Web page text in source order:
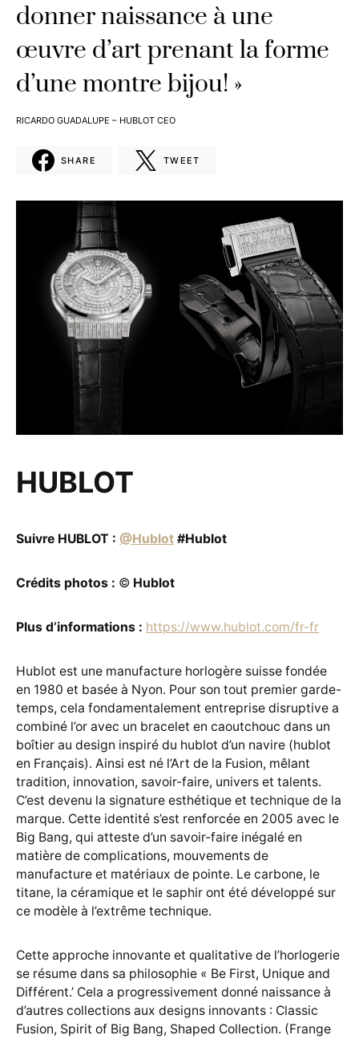
donner naissance à une
œuvre d’art prenant la forme
d’une montre bijou! »
RICARDO GUADALUPE – HUBLOT CEO
SHARE TWEET
HUBLOT
Suivre HUBLOT : @Hublot #Hublot
Crédits photos : © Hublot
Plus d’informations : https://www.hublot.com/fr-fr
Hublot est une manufacture horlogère suisse fondée
en 1980 et basée à Nyon. Pour son tout premier garde-
temps, cela fondamentalement entreprise disruptive a
combiné l’or avec un bracelet en caoutchouc dans un
boîtier au design inspiré du hublot d’un navire (hublot
en Français). Ainsi est né l’Art de la Fusion, mêlant
tradition, innovation, savoir-faire, univers et talents.
C’est devenu la signature esthétique et technique de la
marque. Cette identité s’est renforcée en 2005 avec le
Big Bang, qui atteste d’un savoir-faire inégalé en
matière de complications, mouvements de
manufacture et matériaux de pointe. Le carbone, le
titane, la céramique et le saphir ont été développé sur
ce modèle à l’extrême technique.
Cette approche innovante et qualitative de l’horlogerie
se résume dans sa philosophie « Be First, Unique and
Différent.’ Cela a progressivement donné naissance à
d’autres collections aux designs innovants : Classic
Fusion, Spirit of Big Bang, Shaped Collection. (Frange